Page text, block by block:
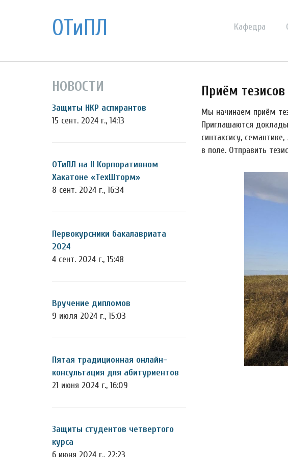
ОТиПЛ Кафедра
НОВОСТИ
Защиты НКР аспирантов
15 сент. 2024 г., 14:13
ОТиПЛ на II Корпоративном
Хакатоне «ТехШторм»
8 сент. 2024 г., 16:34
Первокурсники бакалавриата
2024
4 сент. 2024 г., 15:48
Вручение дипломов
9 июля 2024 г., 15:03
Пятая традиционная онлайн-
консультация для абитуриентов
21 июня 2024 г., 16:09
Защиты студентов четвертого
курса
6 июня 2024 г., 22:23
Приём
Мы начинаем приём
Приглашаются
синтаксису,
в поле. Отправить